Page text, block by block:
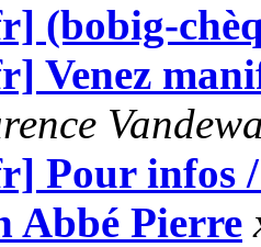
(bobig-
Venez
Pour infos
Abbé Pierre